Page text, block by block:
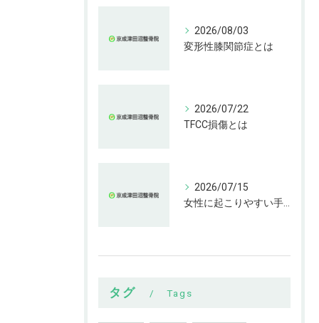
2026/08/03
変形性膝関節症とは
2026/07/22
TFCC損傷とは
2026/07/15
タグ Tags